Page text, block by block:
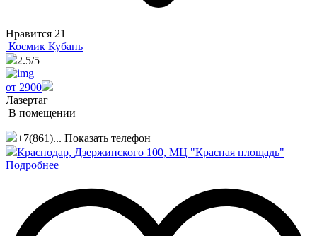
Нравится 21
Космик Кубань
2.5/5
от 2900
Лазертаг
В помещении
+7(861)... Показать телефон
Краснодар, Дзержинского 100, МЦ "Красная площадь"
Подробнее